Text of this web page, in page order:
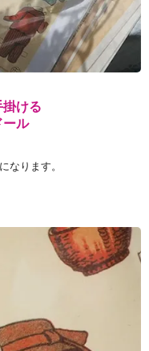
掛ける
ール
なります。